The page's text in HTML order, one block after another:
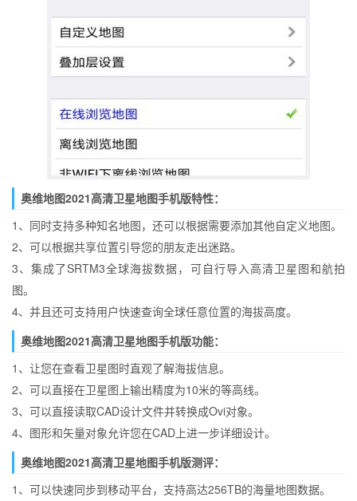
奥维地图2021高清卫星地图手机版特性：
1、同时支持多种知名地图，还可以根据需要添加其他自定义地图。
2、可以根据共享位置引导您的朋友走出迷路。
3、集成了SRTM3全球海拔数据，可自行导入高清卫星图和航拍
图。
4、并且还可支持用户快速查询全球任意位置的海拔高度。
奥维地图2021高清卫星地图手机版功能：
1、让您在查看卫星图时直观了解海拔信息。
2、可以直接在卫星图上输出精度为10米的等高线。
3、可以直接读取CAD设计文件并转换成Ovi对象。
4、图形和矢量对象允许您在CAD上进一步详细设计。
奥维地图2021高清卫星地图手机版测评：
1、可以快速同步到移动平台，支持高达256TB的海量地图数据。